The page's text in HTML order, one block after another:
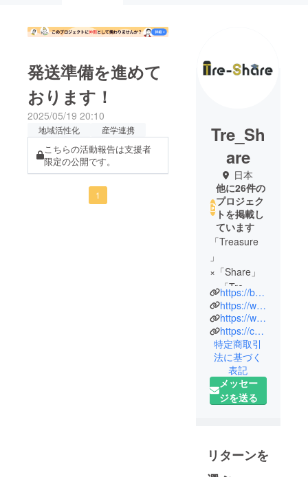
発送準備を進めて
おります！
2025/05/19 20:10
地域活性化 産学連携
こちらの活動報告は支援者
限定の公開です。
1
Tre_Sh
are
日本
他に26件の
プロジェク
トを掲載し
ています
「Treasure
」
×「Share」
＝「Tre-
Share」
この名前に
は、地方に
ある「宝
物」を、そ
の込められ
た想いと共
に全国の皆
「シェア」
https://booster.kakewa.work/
https://www.facebook.com/treshare
https://www.instagram.com/treshare_takagizemi/
https://camp-fire.jp/curations/tre-share
特定商取引
法に基づく
表記
メッセー
ジを送る
リターンを